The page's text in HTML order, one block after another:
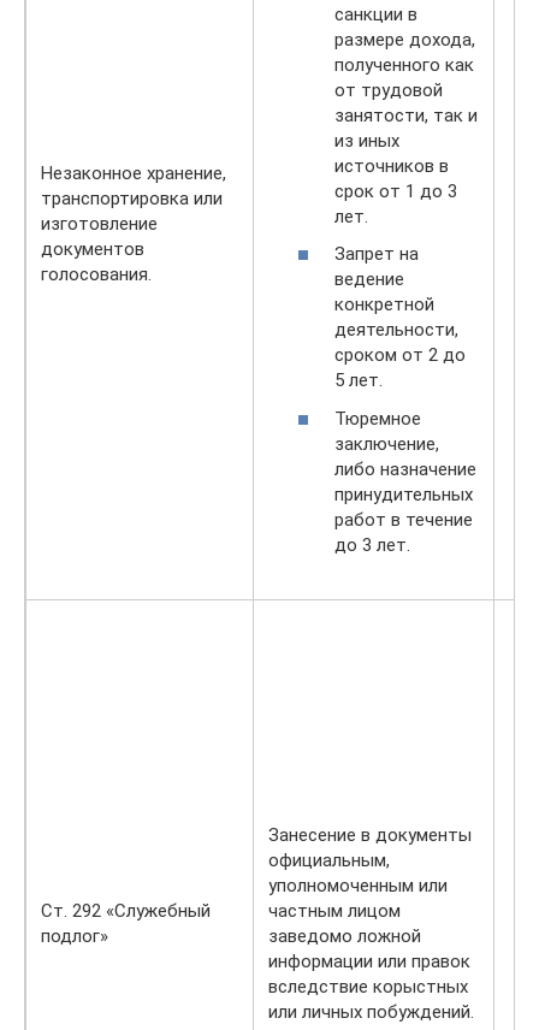
Незаконное хранение,
транспортировка или
изготовление
документов
голосования.
санкции в
размере дохода,
полученного как
от трудовой
занятости, так и
из иных
источников в
срок от 1 до 3
лет.
Запрет на
ведение
конкретной
деятельности,
сроком от 2 до
5 лет.
Тюремное
заключение,
либо назначение
принудительных
работ в течение
до 3 лет.
Ст. 292 «Служебный
подлог»
Занесение в документы
официальным,
уполномоченным или
частным лицом
заведомо ложной
информации или правок
вследствие корыстных
или личных побуждений.